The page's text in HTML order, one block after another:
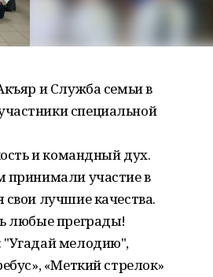
и Служба семьи в
специальной
и командный дух.
принимали участие в
лучшие качества.
любые преграды!
"Угадай мелодию",
«Меткий стрелок»